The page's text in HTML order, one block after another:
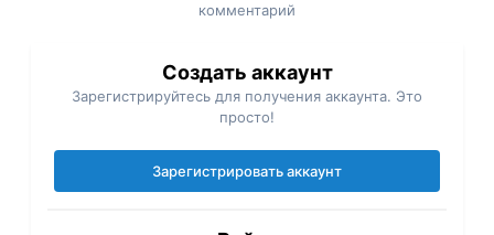
комментарий
Создать аккаунт
Зарегистрируйтесь для получения аккаунта. Это
просто!
Зарегистрировать аккаунт